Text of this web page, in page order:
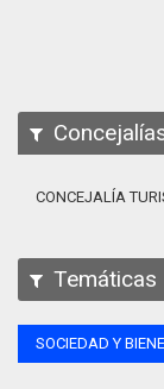
CONCEJALÍA
Temáticas
SOCIEDAD Y